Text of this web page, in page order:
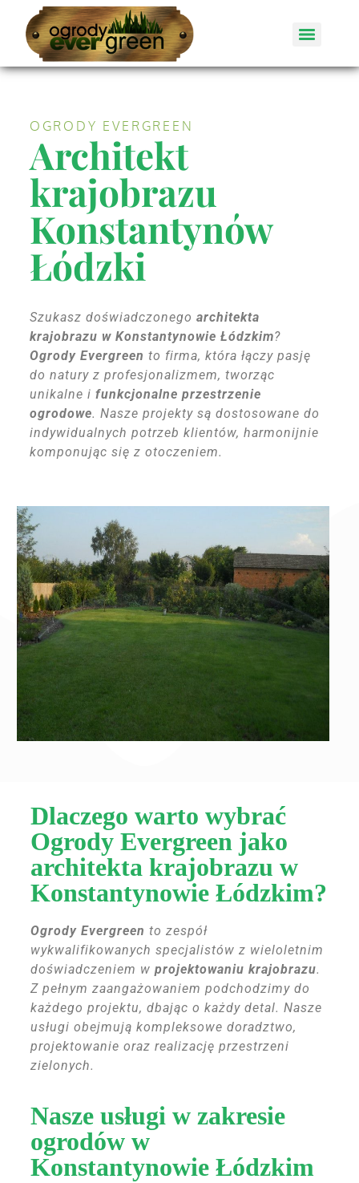
OGRODY EVERGREEN
Architekt
krajobrazu
Konstantynów
Łódzki
Szukasz doświadczonego architekta
krajobrazu w Konstantynowie Łódzkim?
Ogrody Evergreen to firma, która łączy pasję
do natury z profesjonalizmem, tworząc
unikalne i funkcjonalne przestrzenie
ogrodowe. Nasze projekty są dostosowane do
indywidualnych potrzeb klientów, harmonijnie
komponując się z otoczeniem.
Dlaczego warto wybrać
Ogrody Evergreen jako
architekta krajobrazu w
Konstantynowie Łódzkim?
Ogrody Evergreen to zespół
wykwalifikowanych specjalistów z wieloletnim
doświadczeniem wprojektowaniu krajobrazu.
Z pełnym zaangażowaniem podchodzimy do
każdego projektu, dbając o każdy detal. Nasze
usługi obejmują kompleksowe doradztwo,
projektowanie oraz realizację przestrzeni
zielonych.
Nasze usługi w zakresie
ogrodów w
Konstantynowie Łódzkim